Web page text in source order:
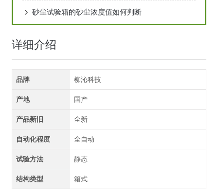
砂尘试验箱的砂尘浓度值如何判断
详细介绍
品牌 柳沁科技
产地 国产
产品新旧 全新
自动化程度 全自动
试验方法 静态
结构类型 箱式